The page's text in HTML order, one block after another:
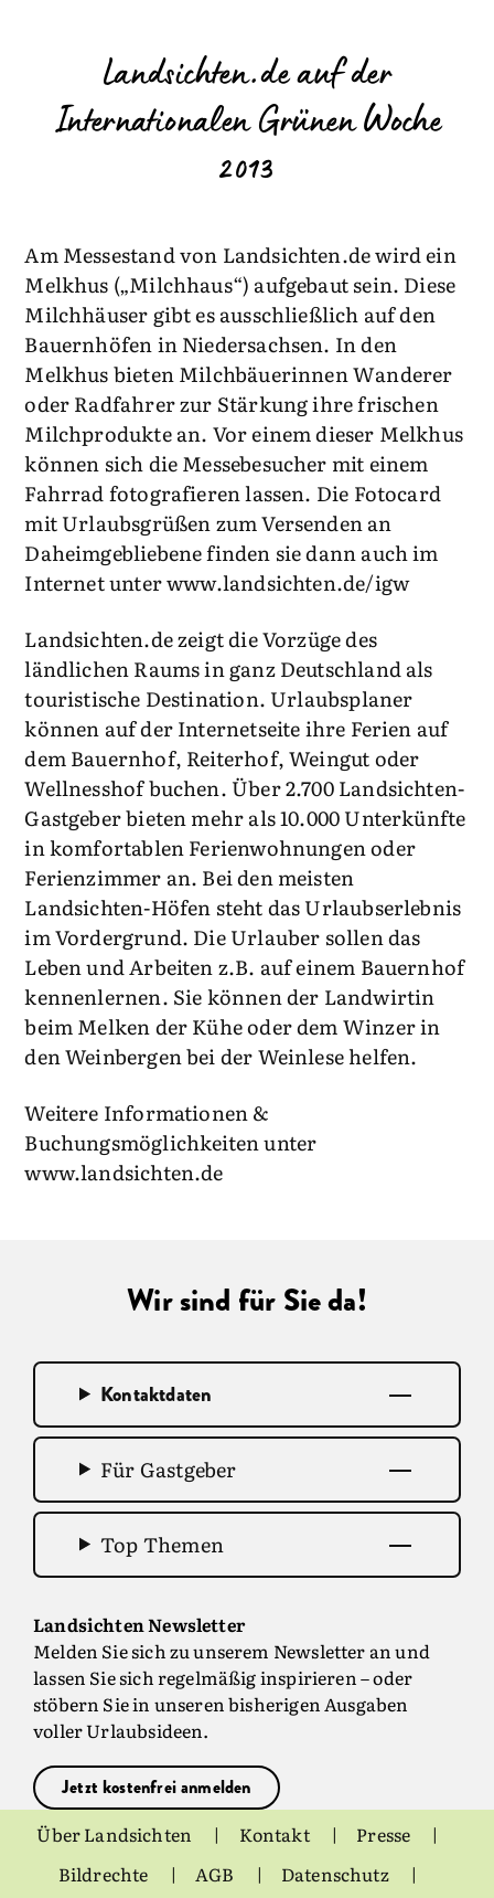
Landsichten.de auf der
Internationalen Grünen Woche
2013
Am Messestand von Landsichten.de wird ein
Melkhus („Milchhaus“) aufgebaut sein. Diese
Milchhäuser gibt es ausschließlich auf den
Bauernhöfen in Niedersachsen. In den
Melkhus bieten Milchbäuerinnen Wanderer
oder Radfahrer zur Stärkung ihre frischen
Milchprodukte an. Vor einem dieser Melkhus
können sich die Messebesucher mit einem
Fahrrad fotografieren lassen. Die Fotocard
mit Urlaubsgrüßen zum Versenden an
Daheimgebliebene finden sie dann auch im
Internet unter www.landsichten.de/igw
Landsichten.de zeigt die Vorzüge des
ländlichen Raums in ganz Deutschland als
touristische Destination. Urlaubsplaner
können auf der Internetseite ihre Ferien auf
dem Bauernhof, Reiterhof, Weingut oder
Wellnesshof buchen. Über 2.700 Landsichten-
Gastgeber bieten mehr als 10.000 Unterkünfte
in komfortablen Ferienwohnungen oder
Ferienzimmer an. Bei den meisten
Landsichten-Höfen steht das Urlaubserlebnis
im Vordergrund. Die Urlauber sollen das
Leben und Arbeiten z.B. auf einem Bauernhof
kennenlernen. Sie können der Landwirtin
beim Melken der Kühe oder dem Winzer in
den Weinbergen bei der Weinlese helfen.
Weitere Informationen &
Buchungsmöglichkeiten unter
www.landsichten.de
Wir sind für Sie da!
Kontaktdaten
Für Gastgeber
Top Themen
Landsichten Newsletter
Melden Sie sich zu unserem Newsletter an und
lassen Sie sich regelmäßig inspirieren – oder
stöbern Sie in unseren bisherigen Ausgaben
voller Urlaubsideen.
Jetzt kostenfrei anmelden
Über Landsichten Kontakt
Presse
Bildrechte
AGB Datenschutz